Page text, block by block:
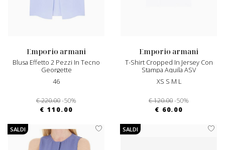
emporio armani
Blusa Effetto 2 Pezzi In Tecno
Georgette
46
€ 220.00-50%
€ 110.00
emporio armani
T-Shirt Cropped In Jersey Con
Stampa Aquila ASV
XS S M L
€ 120.00-50%
€ 60.00
SALDI SALDI